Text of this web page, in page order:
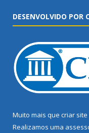
DESENVOLVIDO POR
Muito mais que criar site
Realizamos uma